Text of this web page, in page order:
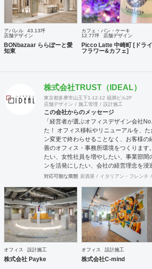
アパレル
43.13坪
店舗デザイン
BONbazaar ららぽーと愛
知東
カフェ・パン・ケーキ
12.77坪
店舗デザイン
Picco Latte 中崎町 [ドライ
フラワー&カフェ]
株式会社TRUST（IDEAL）
東京都多摩市山王下1-12-12 福満ビル2F
店舗デザイン
施工管理 設計施工
この会社からのメッセージ
「経営者が選ぶオフィスデザイン会社
た！ オフィス移転やリニューアルを、
ン変更で終わらせることなく、お客様の
善のオフィス・事務所環境をつくります
たい、女性社員を増やしたい、事業部間
ンを活発にしたい、会社の経営理念を浸
の規模やフェーズによって様々な課題を
今後どのような事業戦略を描き、どのよ
きたいのか。それらを共有することがオ
タートとなります。 また、オフィスはス
の大半を過ごす場所です。機能的かつ快
は精神的な安心やモチベーション・作業
ていくでしょう。このように、経営面の
っかりとヒアリングした上で、最善なオ
案させていただきます。
対応可能な業態 居酒屋 イタリアン・フレンチ
オフィス 設計施工
株式会社 Payke
オフィス 設計施工
株式会社C-mind